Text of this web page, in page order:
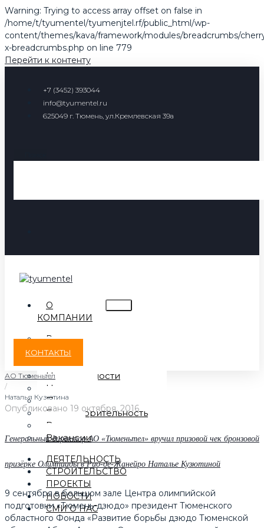
Warning: Trying to access array offset on false in
/home/t/tyumentel/tyumenjtel.rf/public_html/wp-
content/themes/kava/framework/modules/breadcrumbs/
x-breadcrumbs.php on line 779
Перейти к контенту
+7 (3452) 393044
info@tyumentel.ru
625049 г. Тюмень, ул.Кремлевская 39а
О
КОМПАНИИ
Руководство
Наша история
Наша миссия
Наши ценности
Награды
Партнеры
Благотворительность
Видео
Вакансии
ДЕЯТЕЛЬНОСТЬ
СТРОИТЕЛЬСТВО
ПРОЕКТЫ
НОВОСТИ
СМИ О НАС
КОНТАКТЫ
АО Тюменьтел
/
Наталья Кузютина
Опубликовано 19 октября, 2016
Генеральный директор АО «Тюменьтел» вручил призовой чек бронзовой
призёрке Олимпиады в Рио-де-Жанейро Наталье Кузютиной
9 сентября в большом зале Центра олимпийской
подготовки «Тюмень-дзюдо» президент Тюменского
областного Фонда «Развитие борьбы дзюдо Тюменской